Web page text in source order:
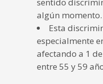
algún momento.
Esta
especialmente
afectando a 1
entre 55 y 59